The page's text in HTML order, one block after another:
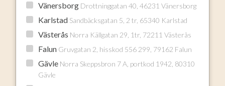
Vänersborg Drottninggatan 40, 46231 Vänersborg
Karlstad Sandbäcksgatan 5, 2 tr, 65340 Karlstad
Västerås Norra Källgatan 29, 1tr, 72211 Västerås
Falun Gruvgatan 2, hisskod 556 299, 79162 Falun
Gävle Norra Skeppsbron 7 A, portkod 1942, 80310
Gävle